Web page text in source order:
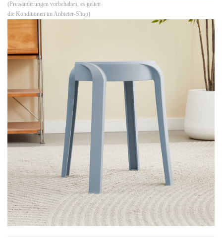
(Preisänderungen vorbehalten, es gelten
die Konditionen im Anbieter-Shop)